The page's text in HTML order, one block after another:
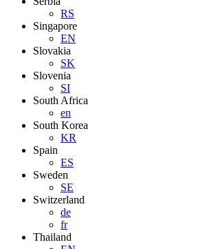
RS
Singapore
EN
Slovakia
SK
Slovenia
SI
South Africa
en
South Korea
KR
Spain
ES
Sweden
SE
Switzerland
de
fr
Thailand